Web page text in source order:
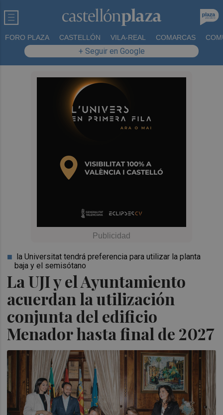
FORO PLAZA CASTELLÓN VILA-REAL COMARCAS
+ Seguir en Google
La UJI y el Ayuntamiento
acuerdan la utilización
conjunta del edificio
Menador hasta final de 2027
la Universitat tendrá preferencia para utilizar la planta
baja y el semisótano